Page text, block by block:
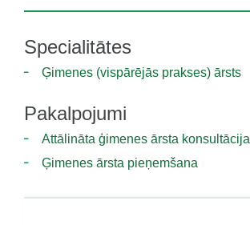
Specialitātes
Ģimenes (vispārējās prakses) ārsts
Pakalpojumi
Attālināta ģimenes ārsta konsultācija
Ģimenes ārsta pieņemšana